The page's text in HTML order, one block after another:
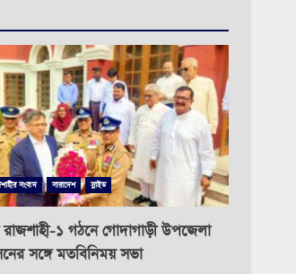
সংবাদ সারাদেশ স্লাইড
রাজশাহী-১ গঠনে গোদাগাড়ী উপজেলা
সঙ্গে মতবিনিময় সভা